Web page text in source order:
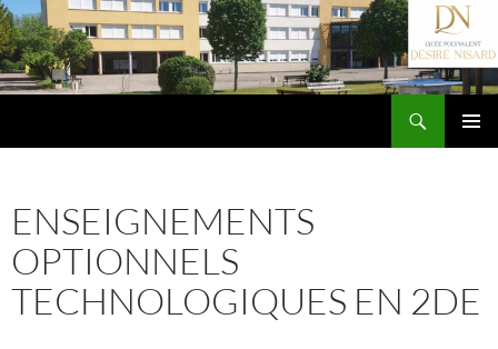
Aller
au
contenu
ENSEIGNEMENTS
OPTIONNELS
TECHNOLOGIQUES EN 2DE